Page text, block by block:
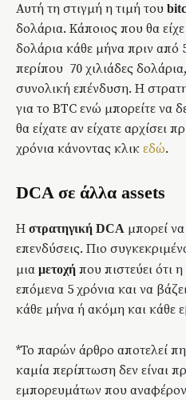
Αυτή τη στιγμή η τιμή του
δολάρια. Κάποιος που θα είχε
δολάρια κάθε μήνα πριν από
περίπου 70 χιλιάδες
συνολική επένδυση. Η
για το BTC ενώ μπορείτε να
θα είχατε αν είχατε αρχίσει
χρόνια κάνοντας κλικ εδώ.
DCA σε άλλα assets
Η στρατηγική DCA μπορεί
επενδύσεις. Πιο
μια μετοχή που πιστεύει ότι
επόμενα 5 χρόνια και να
κάθε μήνα ή ακόμη και κάθε
*Το παρών άρθρο αποτελεί
καμία περίπτωση δεν είναι
εμπορευμάτων που